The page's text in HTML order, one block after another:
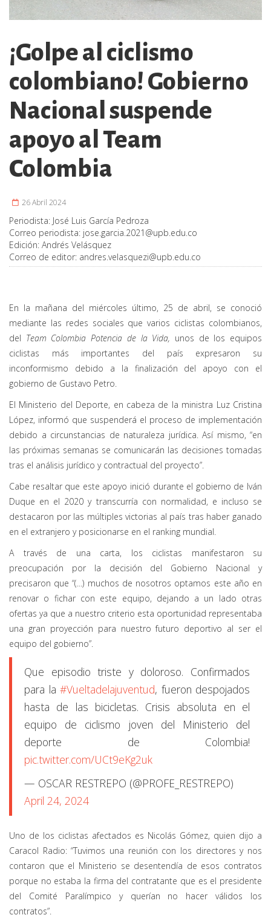
¡Golpe al ciclismo
colombiano! Gobierno
Nacional suspende
apoyo al Team
Colombia
26 Abril 2024
Periodista: José Luis García Pedroza
Correo periodista: jose.garcia.2021@upb.edu.co
Edición: Andrés Velásquez
Correo de editor: andres.velasquezi@upb.edu.co
En la mañana del miércoles último, 25 de abril, se conoció
mediante las redes sociales que varios ciclistas colombianos,
del Team Colombia Potencia de la Vida, unos de los equipos
ciclistas más importantes del país expresaron su
inconformismo debido a la finalización del apoyo con el
gobierno de Gustavo Petro.
El Ministerio del Deporte, en cabeza de la ministra Luz Cristina
López, informó que suspenderá el proceso de implementación
debido a circunstancias de naturaleza jurídica. Así mismo, “en
las próximas semanas se comunicarán las decisiones tomadas
tras el análisis jurídico y contractual del proyecto”.
Cabe resaltar que este apoyo inició durante el gobierno de Iván
Duque en el 2020 y transcurría con normalidad, e incluso se
destacaron por las múltiples victorias al país tras haber ganado
en el extranjero y posicionarse en el ranking mundial.
A través de una carta, los ciclistas manifestaron su
preocupación por la decisión del Gobierno Nacional y
precisaron que “(…) muchos de nosotros optamos este año en
renovar o fichar con este equipo, dejando a un lado otras
ofertas ya que a nuestro criterio esta oportunidad representaba
una gran proyección para nuestro futuro deportivo al ser el
equipo del gobierno”.
Que episodio triste y doloroso. Confirmados
para la #Vueltadelajuventud, fueron despojados
hasta de las bicicletas. Crisis absoluta en el
equipo de ciclismo joven del Ministerio del
deporte de Colombia!
pic.twitter.com/UCt9eKg2uk
— OSCAR RESTREPO (@PROFE_RESTREPO)
April 24, 2024
Uno de los ciclistas afectados es Nicolás Gómez, quien dijo a
Caracol Radio: “Tuvimos una reunión con los directores y nos
contaron que el Ministerio se desentendía de esos contratos
porque no estaba la firma del contratante que es el presidente
del Comité Paralímpico y querían no hacer válidos los
contratos”.